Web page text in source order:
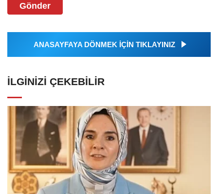
Gönder
ANASAYFAYA DÖNMEK İÇİN TIKLAYINIZ
İLGINIZI ÇEKEBILIR